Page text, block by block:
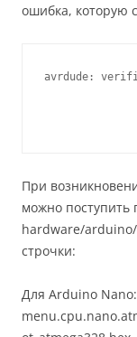
ошибка, которую
avrdude:
При
можно
hardware/
строчки:
Для Arduino Nano: